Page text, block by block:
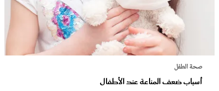
صحة الطفل
أسباب ضعف المناعة عند الأطفال